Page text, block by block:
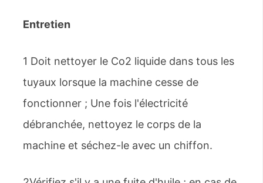
Entretien
1 Doit nettoyer le Co2 liquide dans tous les
tuyaux lorsque la machine cesse de
fonctionner ; Une fois l'électricité
débranchée, nettoyez le corps de la
machine et séchez-le avec un chiffon.